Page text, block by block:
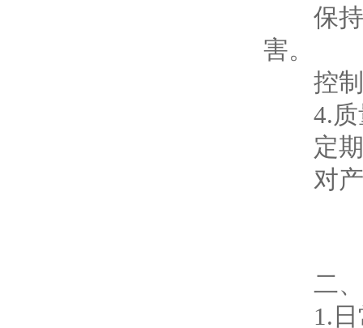
保持
害。
控制
4.质
定期
对产
二、
1.日